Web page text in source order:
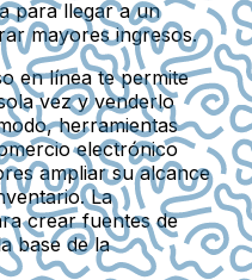
para llegar a un
mayores ingresos.
en línea te permite
vez y venderlo
herramientas
electrónico
ampliar su alcance
La
crear fuentes de
base de la